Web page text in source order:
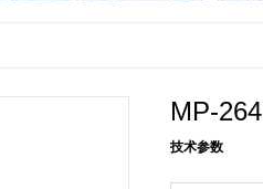
MP-
技术参数